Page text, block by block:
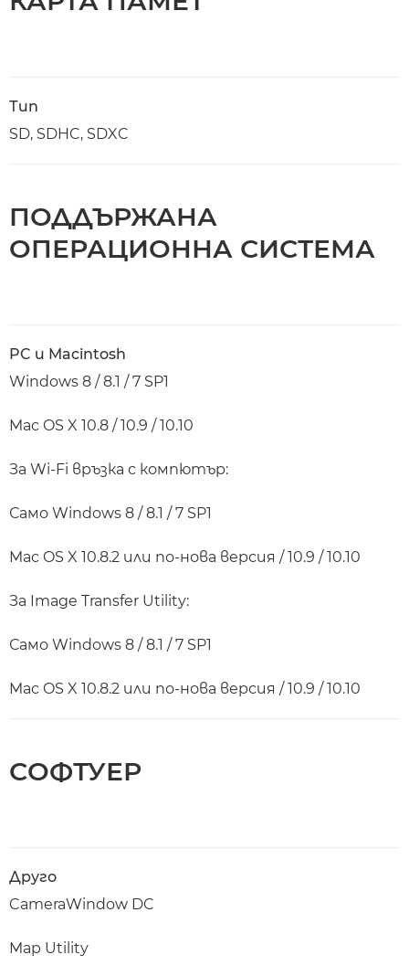
Тип
SD, SDHC, SDXC
ПОДДЪРЖАНА
ОПЕРАЦИОННА СИСТЕМА
PC и Macintosh
Windows 8 / 8.1 / 7 SP1
Mac OS X 10.8 / 10.9 / 10.10
За Wi-Fi връзка с компютър:
Само Windows 8 / 8.1 / 7 SP1
Mac OS X 10.8.2 или по-нова версия / 10.9 / 10.10
За Image Transfer Utility:
Само Windows 8 / 8.1 / 7 SP1
Mac OS X 10.8.2 или по-нова версия / 10.9 / 10.10
СОФТУЕР
Друго
CameraWindow DC
Map Utility